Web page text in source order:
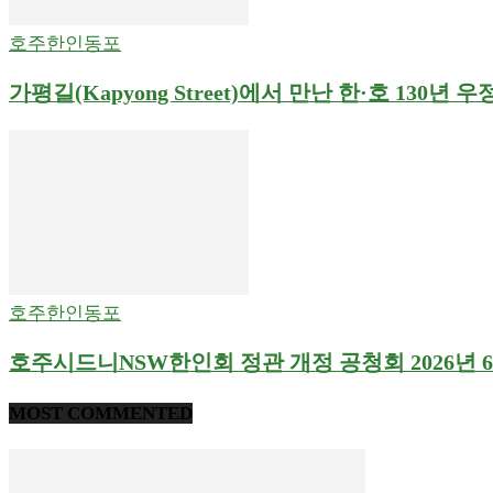
호주한인동포
가평길(Kapyong Street)에서 만난 한·호 130년 우
호주한인동포
호주시드니NSW한인회 정관 개정 공청회 2026년
MOST COMMENTED